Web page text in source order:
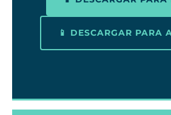
📱 DESCARGAR PARA